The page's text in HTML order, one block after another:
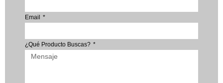
Email
¿Qué Producto Buscas?